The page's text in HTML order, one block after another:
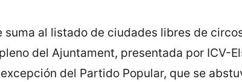
al listado de ciudades libres de
del Ajuntament, presentada por ICV-
del Partido Popular, que se